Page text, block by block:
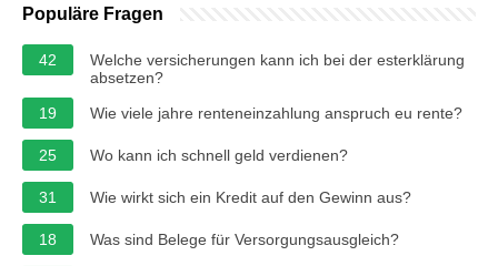
Populäre Fragen
42
Welche versicherungen kann ich bei der esterklärung
absetzen?
19
Wie viele jahre renteneinzahlung anspruch eu rente?
25 Wo kann ich schnell geld verdienen?
31 Wie wirkt sich ein Kredit auf den Gewinn aus?
18 Was sind Belege für Versorgungsausgleich?